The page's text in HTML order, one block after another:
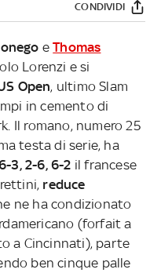
CONDIVIDI
eThomas
Lorenzi e si
Open, ultimo Slam
in cemento di
Il romano, numero 25
testa di serie, ha
3, 2-6, 6-2 il francese
reduce
ne ha condizionato
(forfait a
a Cincinnati), parte
ben cinque palle